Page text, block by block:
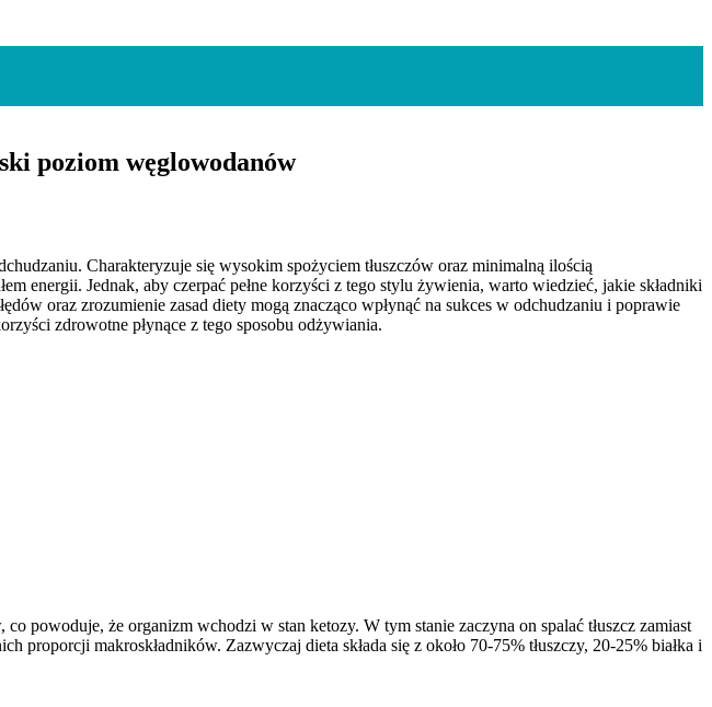
poziom węglowodanów
Charakteryzuje się wysokim spożyciem tłuszczów oraz minimalną ilością
energii. Jednak, aby czerpać pełne korzyści z tego stylu żywienia, warto wiedzieć, jakie składniki
oraz zrozumienie zasad diety mogą znacząco wpłynąć na sukces w odchudzaniu i poprawie
zdrowotne płynące z tego sposobu odżywiania.
powoduje, że organizm wchodzi w stan ketozy. W tym stanie zaczyna on spalać tłuszcz zamiast
makroskładników. Zazwyczaj dieta składa się z około 70-75% tłuszczy, 20-25% białka i